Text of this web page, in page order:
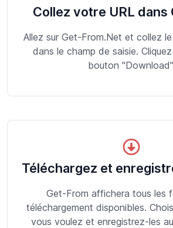
Collez votre URL dans
Allez sur Get-From.Net et collez
dans le champ de saisie.
bouton
Téléchargez et
Get-From affichera tous les
téléchargement disponibles.
vous voulez et enregistrez-les